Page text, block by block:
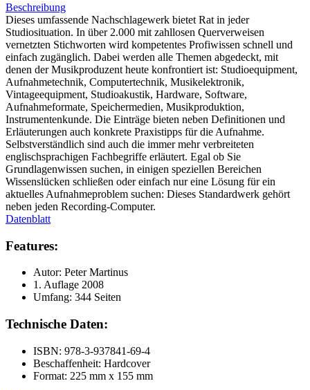
Beschreibung
Dieses umfassende Nachschlagewerk bietet Rat in jeder
Studiosituation. In über 2.000 mit zahllosen Querverweisen
vernetzten Stichworten wird kompetentes Profiwissen schnell und
einfach zugänglich. Dabei werden alle Themen abgedeckt, mit
denen der Musikproduzent heute konfrontiert ist: Studioequipment,
Aufnahmetechnik, Computertechnik, Musikelektronik,
Vintageequipment, Studioakustik, Hardware, Software,
Aufnahmeformate, Speichermedien, Musikproduktion,
Instrumentenkunde. Die Einträge bieten neben Definitionen und
Erläuterungen auch konkrete Praxistipps für die Aufnahme.
Selbstverständlich sind auch die immer mehr verbreiteten
englischsprachigen Fachbegriffe erläutert. Egal ob Sie
Grundlagenwissen suchen, in einigen speziellen Bereichen
Wissenslücken schließen oder einfach nur eine Lösung für ein
aktuelles Aufnahmeproblem suchen: Dieses Standardwerk gehört
neben jeden Recording-Computer.
Datenblatt
Features:
Autor: Peter Martinus
1. Auflage 2008
Umfang: 344 Seiten
Technische Daten:
ISBN: 978-3-937841-69-4
Beschaffenheit: Hardcover
Format: 225 mm x 155 mm